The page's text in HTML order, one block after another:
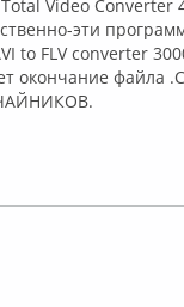
Video Converter
эти
to FLV converter
окончание файла